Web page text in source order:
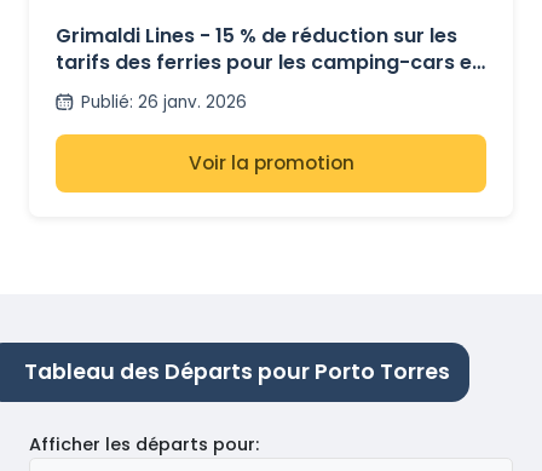
Grimaldi Lines - 15 % de réduction sur les
tarifs des ferries pour les camping-cars et
les minibus
Publié: 26 janv. 2026
Voir la promotion
Tableau des Départs pour Porto Torres
Afficher les départs pour: